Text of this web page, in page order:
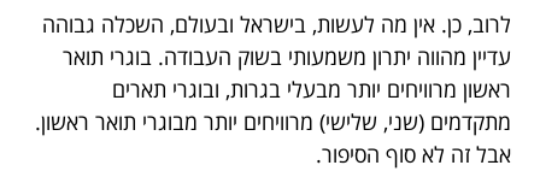
לרוב, כן. אין מה לעשות, בישראל ובעולם, השכלה גבוהה
עדיין מהווה יתרון משמעותי בשוק העבודה. בוגרי תואר
ראשון מרוויחים יותר מבעלי בגרות, ובוגרי תארים
מתקדמים (שני, שלישי) מרוויחים יותר מבוגרי תואר ראשון.
אבל זה לא סוף הסיפור.